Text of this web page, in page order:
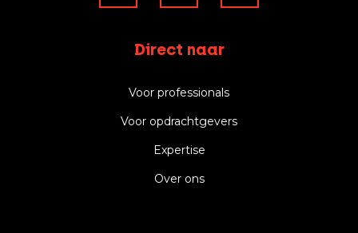
Direct naar
Voor professionals
Voor opdrachtgevers
Expertise
Over ons